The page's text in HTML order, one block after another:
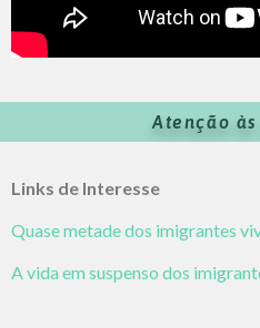
Atenção
Links de Interesse
Quase metade dos imigrantes
A vida em suspenso dos